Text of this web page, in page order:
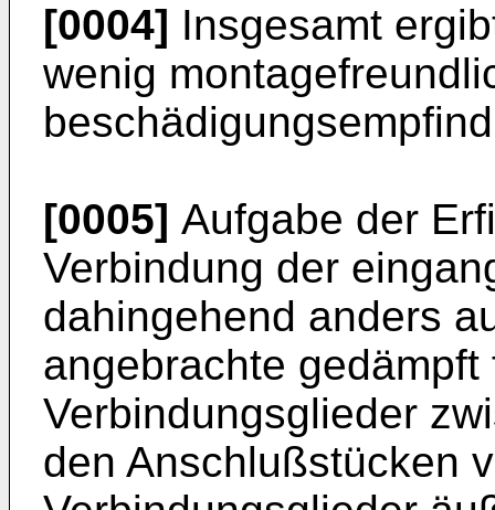
[0004] Insgesamt
wenig
[0005] Aufgabe der
Ver­bindung der
dahingehend anders
angebrachte ge­dämpft
Verbindungsglieder
den Anschlußstücken